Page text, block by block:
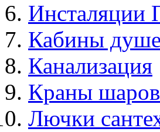
Инсталяции
Кабины
Канализация
Краны
Лючки